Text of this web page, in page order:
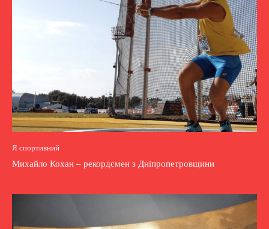
Я спортивний
Михайло Кохан – рекордсмен з Дніпропетровщини